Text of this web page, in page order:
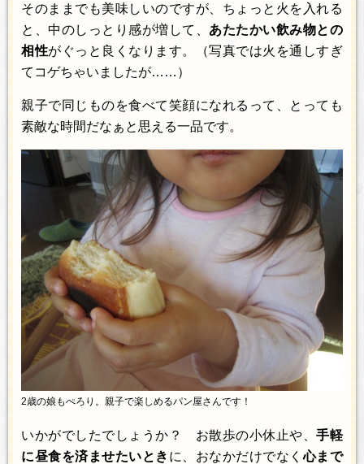
そのままでも美味しいのですが、ちょっと火を入れる
と、中のしっとり感が増して、 あたたかい飲み物との
相性がぐっと良くなります。（写真では火を通しすぎ
てコゲちゃいましたが……）
親子で同じものを食べて笑顔になれるって、とっても
素敵な時間だなぁと思える一品です。
2歳の娘もぺろり。親子で楽しめるパン屋さんです！
いかがでしたでしょうか？ お散歩の小休止や、手軽
に昼食を済ませたいとき に、おなかだけでなく心まで